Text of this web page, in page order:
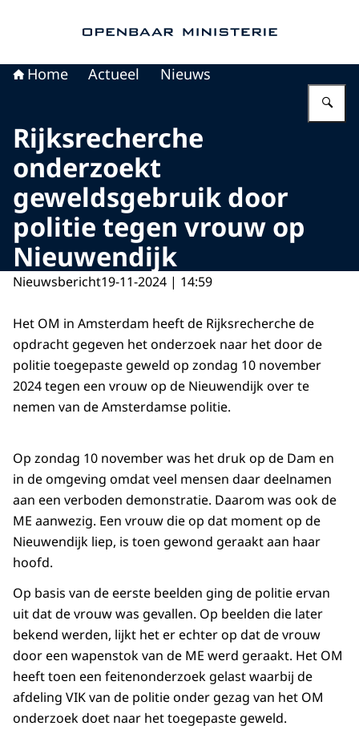
Home Actueel Nieuws
Rijksrecherche
onderzoekt
geweldsgebruik door
politie tegen vrouw op
Nieuwendijk
Nieuwsbericht19-11-2024 | 14:59
Het OM in Amsterdam heeft de Rijksrecherche de
opdracht gegeven het onderzoek naar het door de
politie toegepaste geweld op zondag 10 november
2024 tegen een vrouw op de Nieuwendijk over te
nemen van de Amsterdamse politie.
Op zondag 10 november was het druk op de Dam en
in de omgeving omdat veel mensen daar deelnamen
aan een verboden demonstratie. Daarom was ook de
ME aanwezig. Een vrouw die op dat moment op de
Nieuwendijk liep, is toen gewond geraakt aan haar
hoofd.
Op basis van de eerste beelden ging de politie ervan
uit dat de vrouw was gevallen. Op beelden die later
bekend werden, lijkt het er echter op dat de vrouw
door een wapenstok van de ME werd geraakt. Het OM
heeft toen een feitenonderzoek gelast waarbij de
afdeling VIK van de politie onder gezag van het OM
onderzoek doet naar het toegepaste geweld.